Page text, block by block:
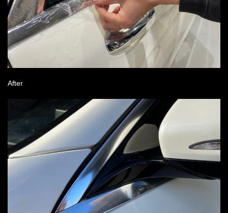
After